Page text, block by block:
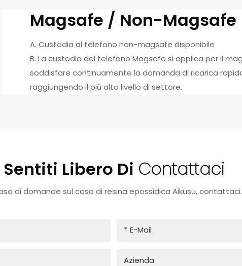
Magsafe / Non-Magsafe
A. Custodia al telefono non-magsafe disponibile
B. La custodia del telefono Magsafe si applica per il
soddisfare continuamente la domanda di ricarica
raggiungendo il più alto livello di settore.
Sentiti Libero Di Contattaci
di domande sul caso di resina epossidica Aikusu, contattaci.
E-Mail
Azienda